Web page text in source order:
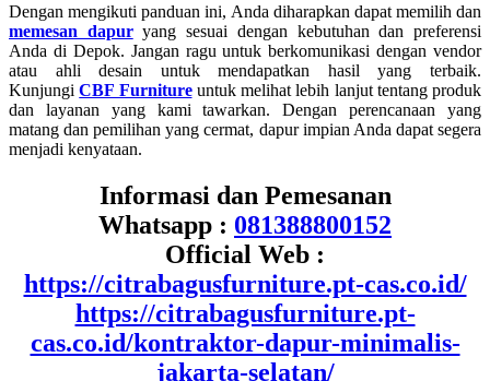
Dengan mengikuti panduan ini, Anda diharapkan dapat memilih dan
memesan dapuryang sesuai dengan kebutuhan dan preferensi
Anda di Depok. Jangan ragu untuk berkomunikasi dengan vendor
atau ahli desain untuk mendapatkan hasil yang terbaik.
KunjungiCBF Furnitureuntuk melihat lebih lanjut tentang produk
dan layanan yang kami tawarkan. Dengan perencanaan yang
matang dan pemilihan yang cermat, dapur impian Anda dapat segera
menjadi kenyataan.
Informasi dan Pemesanan
Whatsapp : 081388800152
Official Web :
https://citrabagusfurniture.pt-cas.co.id/
https://citrabagusfurniture.pt-
cas.co.id/kontraktor-dapur-minimalis-
jakarta-selatan/